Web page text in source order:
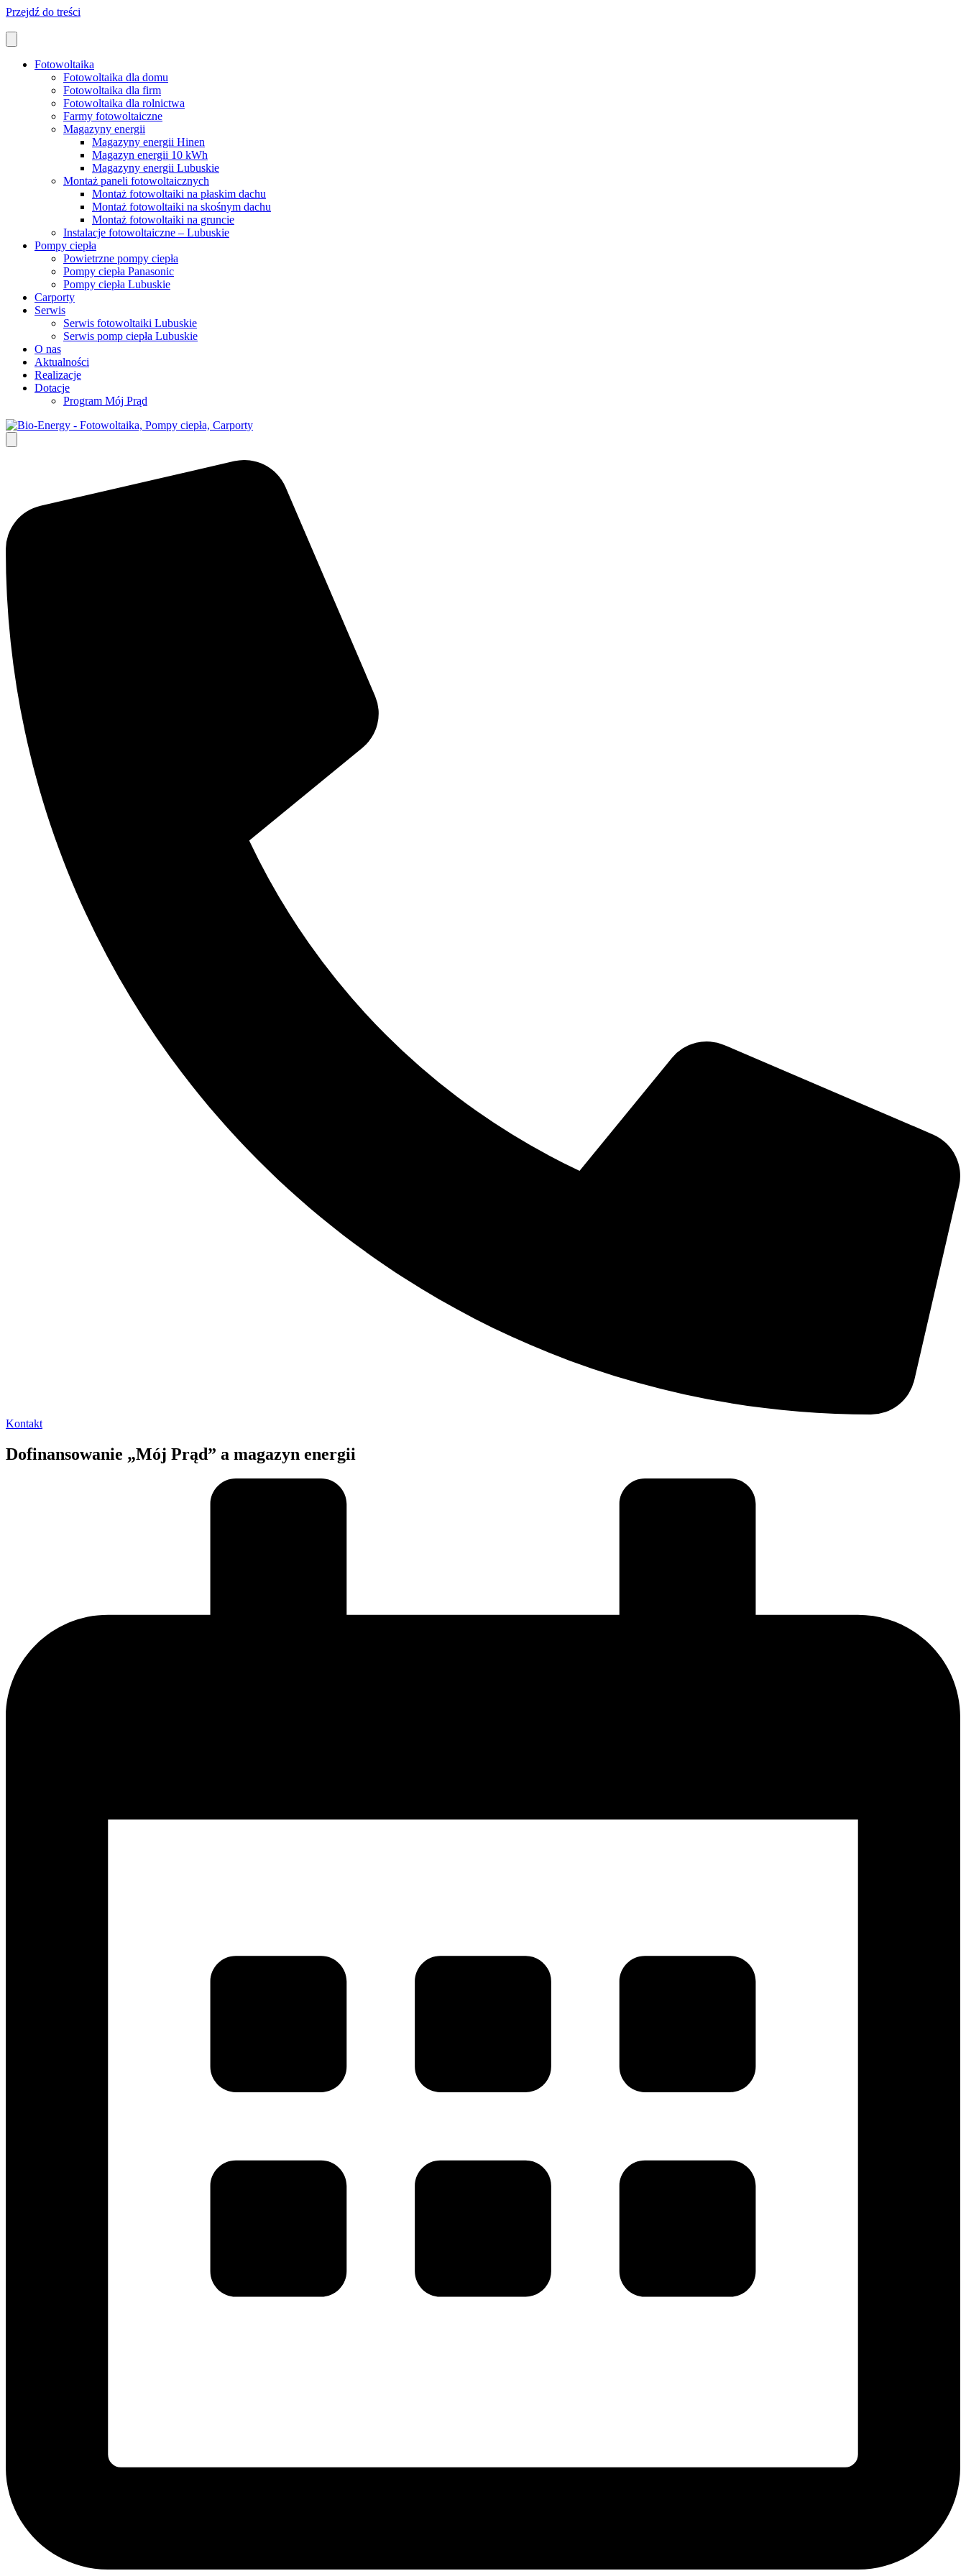
Przejdź do treści
Fotowoltaika
Fotowoltaika dla domu
Fotowoltaika dla firm
Fotowoltaika dla rolnictwa
Farmy fotowoltaiczne
Magazyny energii
Magazyny energii Hinen
Magazyn energii 10 kWh
Magazyny energii Lubuskie
Montaż paneli fotowoltaicznych
Montaż fotowoltaiki na płaskim dachu
Montaż fotowoltaiki na skośnym dachu
Montaż fotowoltaiki na gruncie
Instalacje fotowoltaiczne – Lubuskie
Pompy ciepła
Powietrzne pompy ciepła
Pompy ciepła Panasonic
Pompy ciepła Lubuskie
Carporty
Serwis
Serwis fotowoltaiki Lubuskie
Serwis pomp ciepła Lubuskie
O nas
Aktualności
Realizacje
Dotacje
Program Mój Prąd
Kontakt
Dofinansowanie „Mój Prąd” a magazyn energii